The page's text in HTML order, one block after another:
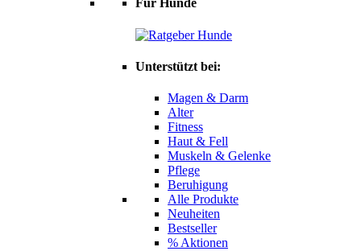
Für Hunde
Unterstützt bei:
Magen & Darm
Alter
Fitness
Haut & Fell
Muskeln & Gelenke
Pflege
Beruhigung
Alle Produkte
Neuheiten
Bestseller
% Aktionen